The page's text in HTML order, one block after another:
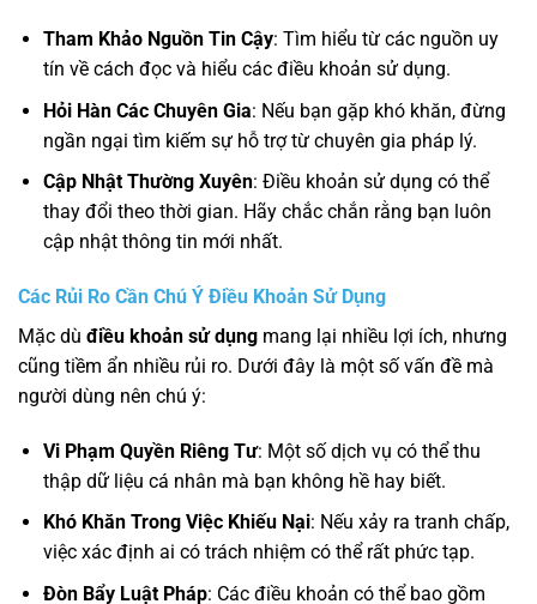
Tham Khảo Nguồn Tin Cậy: Tìm hiểu từ các nguồn uy
tín về cách đọc và hiểu các điều khoản sử dụng.
Hỏi Hàn Các Chuyên Gia: Nếu bạn gặp khó khăn, đừng
ngần ngại tìm kiếm sự hỗ trợ từ chuyên gia pháp lý.
Cập Nhật Thường Xuyên: Điều khoản sử dụng có thể
thay đổi theo thời gian. Hãy chắc chắn rằng bạn luôn
cập nhật thông tin mới nhất.
Các Rủi Ro Cần Chú Ý Điều Khoản Sử Dụng
Mặc dù điều khoản sử dụng mang lại nhiều lợi ích, nhưng
cũng tiềm ẩn nhiều rủi ro. Dưới đây là một số vấn đề mà
người dùng nên chú ý:
Vi Phạm Quyền Riêng Tư: Một số dịch vụ có thể thu
thập dữ liệu cá nhân mà bạn không hề hay biết.
Khó Khăn Trong Việc Khiếu Nại: Nếu xảy ra tranh chấp,
việc xác định ai có trách nhiệm có thể rất phức tạp.
Đòn Bẩy Luật Pháp: Các điều khoản có thể bao gồm